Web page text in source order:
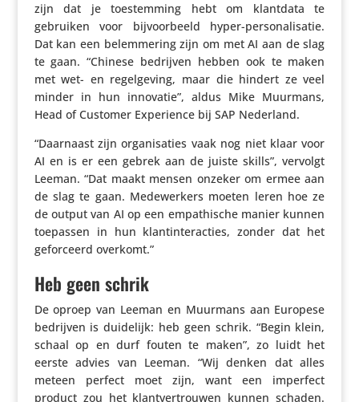
zijn dat je toestem­ming hebt om klantdata te
gebruiken voor bijvoor­beeld hyper-perso­na­li­satie.
Dat kan een belem­me­ring zijn om met AI aan de slag
te gaan. “Chinese bedrijven hebben ook te maken
met wet- en regel­ge­ving, maar die hindert ze veel
minder in hun innovatie”, aldus Mike Muurmans,
Head of Customer Expe­rience bij SAP Nederland.
“Daarnaast zijn orga­ni­sa­ties vaak nog niet klaar voor
AI en is er een gebrek aan de juiste skills”, vervolgt
Leeman. “Dat maakt mensen onzeker om ermee aan
de slag te gaan. Mede­wer­kers moeten leren hoe ze
de output van AI op een empa­thi­sche manier kunnen
toepassen in hun klan­tin­ter­ac­ties, zonder dat het
gefor­ceerd overkomt.”
Heb geen schrik
De oproep van Leeman en Muurmans aan Europese
bedrijven is duidelijk: heb geen schrik. “Begin klein,
schaal op en durf fouten te maken”, zo luidt het
eerste advies van Leeman. “Wij denken dat alles
meteen perfect moet zijn, want een imperfect
product zou het klant­ver­trouwen kunnen schaden.